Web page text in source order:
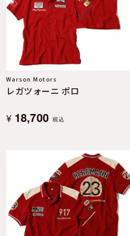
Warson Motors
レガツォーニ ポロ
¥ 18,700 税込